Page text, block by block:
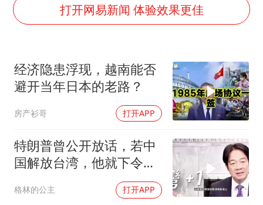
店主称换“青海拉面”招牌后生意更好
22岁女生独闯南太行失联12天
万岁山接盘烂尾恒大文旅城
习近平心系体育强国建设
打开网易新闻 体验效果更佳
经济隐患浮现，越南能否
避开当年日本的老路？
房产衫哥 打开APP
特朗普曾公开放话，若中
国解放台湾，他就下令轰
格林的公主 打开APP